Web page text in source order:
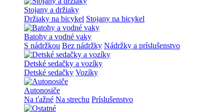
Stojany a držiaky
Držiaky na bicykel Stojany na bicykel
Batohy a vodné vaky
S nádržkou Bez nádržky Nádržky a príslušenstvo
Detské sedačky a vozíky
Detské sedačky Vozíky
Autonosiče
Na ťažné Na strechu Príslušenstvo